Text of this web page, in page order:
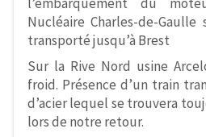
Nucléaire Charles-de-
transporté jusqu’à Brest
Sur la Rive Nord usine
froid. Présence d’un train
d’acier lequel se trouvera
lors de notre retour.